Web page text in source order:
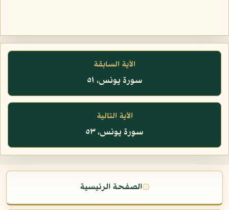
الآية السابقة
سورة يونس، ٥١
الآية التالية
سورة يونس، ٥٣
۞الصفحة الرئيسية